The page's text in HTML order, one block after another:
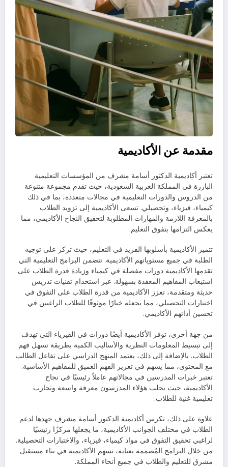
مقدمة عن الأكاديمية
تعتبر أكاديمية الدكتور أسامة مشرف من المؤسسات التعليمية
البارزة في المملكة العربية السعودية، حيث تقدم مجموعة متنوعة
من الدروس والدورات التعليمية في مجالات متعددة، بما في ذلك
كيمياء، فيزياء، وتحصيلي. تسعى الأكاديمية إلى تزويد الطلاب
بالمعرفة اللازمة والمهارات المطلوبة لتحقيق النجاح الأكاديمي، مما
يعكس التزامها بتفوق التعليم.
تتميز الأكاديمية بأسلوبها الفريد في التعليم، حيث تركز على توجيه
الطلبة في جميع مستوياتهم الأكاديمية. تتضمن البرامج التعليمية التي
تقدمها الأكاديمية دورات مفصلة في كيمياء وزيادة قدرة الطلاب على
استيعاب المفاهيم المعقدة بسهولة. عبر استخدام تقنيات تدريس
حديثة ومتقدمة، تعزز الأكاديمية من قدرة الطلاب على التفوق في
اختبارات التحصيلي، مما يجعله خيارًا موثوقًا للطلاب الراغبين في
تحسين أدائهم الأكاديمي.
من جهة أخرى، توفر الأكاديمية أيضًا دورات في الفيزياء التي تهدف
إلى تبسيط المعلومات النظرية والأساليب الكمية بطريقة تسهل فهم
الطلاب. بالإضافة إلى ذلك، يعتمد المنهج الدراسي على تفاعل الطالب
مع المحتوى، مما يسهم في تعزيز الفهم العميق للمفاهيم الأساسية.
تعتبر خبرات المدرسين في مجالاتهم عاملاً رئيسيًا في نجاح
الأكاديمية، حيث يجلب هؤلاء المدرسون معرفة واسعة وتجارب
تعليمية غنية للطلاب.
علاوة على ذلك، تكرس أكاديمية الدكتور أسامة مشرف جهدها لدعم
الطلاب في مختلف الجوانب الأكاديمية، ما يجعلها مركزًا رئيسيًا
لراغبي تحقيق التفوق في مواد كيمياء، فيزياء، والاختبارات التحصيلية.
من خلال البرامج المُصممة بعناية، تسهم الأكاديمية في بناء مستقبل
مشرق للتعليم والطلاب في جميع أنحاء المملكة.